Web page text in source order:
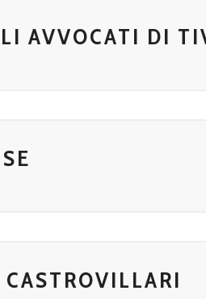
AVVOCATI DI